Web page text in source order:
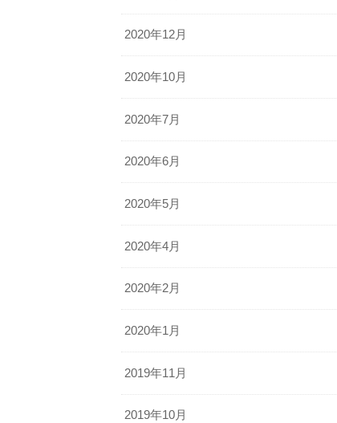
2020年12月
2020年10月
2020年7月
2020年6月
2020年5月
2020年4月
2020年2月
2020年1月
2019年11月
2019年10月